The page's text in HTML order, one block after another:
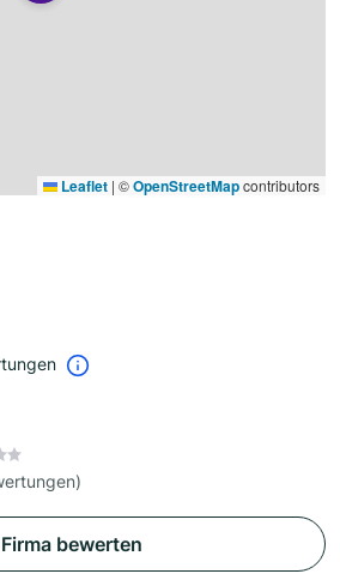
Leaflet | ©OpenStreetMapcontributors
Firma bewerten